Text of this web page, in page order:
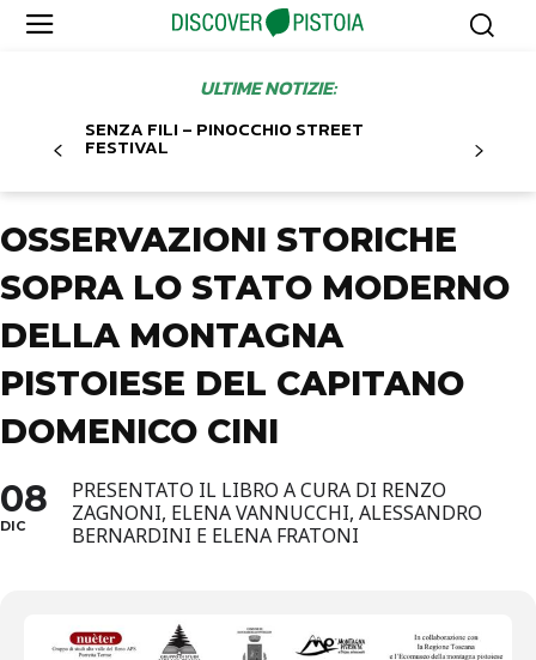
ULTIME NOTIZIE:
SENZA FILI – PINOCCHIO STREET
FESTIVAL
OSSERVAZIONI STORICHE
SOPRA LO STATO MODERNO
DELLA MONTAGNA
PISTOIESE DEL CAPITANO
DOMENICO CINI
08
DIC
PRESENTATO IL LIBRO A CURA DI RENZO
ZAGNONI, ELENA VANNUCCHI, ALESSANDRO
BERNARDINI E ELENA FRATONI